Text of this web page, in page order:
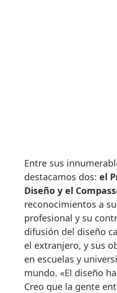
Entre sus
destacamos dos: el
Diseño y el
reconocimientos a
profesional y su
difusión del diseño
el extranjero, y sus
en escuelas y
mundo. «El diseño
Creo que la gente